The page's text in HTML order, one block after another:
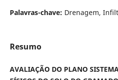
Palavras-chave: Drenagem,
Resumo
AVALIAÇÃO DO PLANO